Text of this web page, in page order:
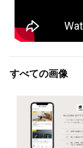
すべての画像